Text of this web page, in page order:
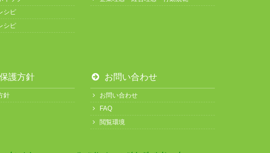
シピ
シピ
護方針
針
お問い合わせ
お問い合わせ
FAQ
閲覧環境